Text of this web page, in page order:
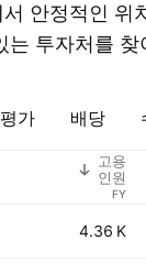
안정적인 위
는 투자처를 찾
평가 배당
고용
인원
FY
4.36 K